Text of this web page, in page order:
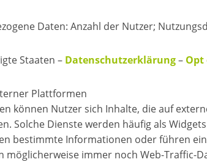
Daten: Anzahl der Nutzer;
Staaten – Datenschutzerklärung–
Plattformen
können Nutzer sich Inhalte, die auf
Solche Dienste werden häufig als
bestimmte Informationen oder führen
möglicherweise immer noch Web-